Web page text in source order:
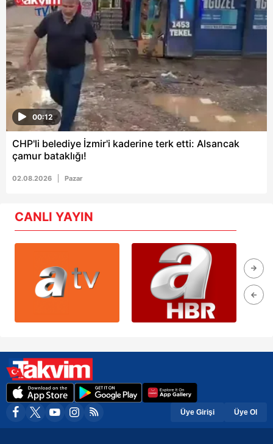
00:12
CHP'li belediye İzmir'i kaderine terk etti: Alsancak
çamur bataklığı!
02.08.2026 Pazar
CANLI YAYIN
Üye Girişi Üye Ol